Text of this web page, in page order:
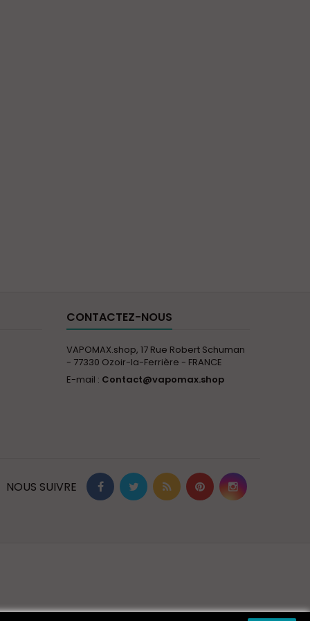
CONTACTEZ-NOUS
VAPOMAX.shop, 17 Rue Robert Schuman
- 77330 Ozoir-la-Ferrière - FRANCE
E-mail : Contact@vapomax.shop
NOUS SUIVRE